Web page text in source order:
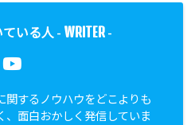
いる人 - WRITER-
関するノウハウをどこよりも
、面白おかしく発信していま